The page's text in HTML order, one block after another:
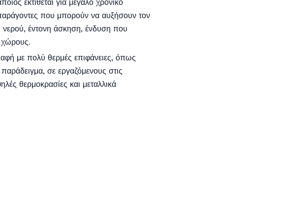
που μπορούν να αυξήσουν τον
νερού, έντονη άσκηση, ένδυση που
χώρους.
με πολύ θερμές επιφάνειες, όπως
σε εργαζόμενους στις
θερμοκρασίες και μεταλλικά